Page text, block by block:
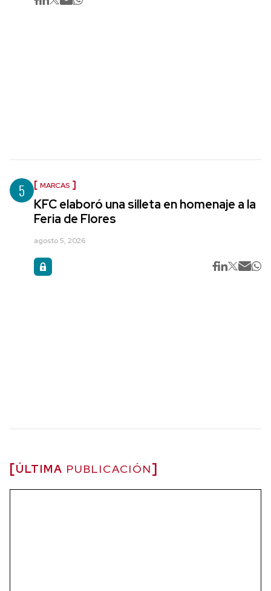
5 MARCAS
KFC elaboró una silleta en homenaje a la
Feria de Flores
agosto 5, 2026
ÚLTIMA PUBLICACIÓN